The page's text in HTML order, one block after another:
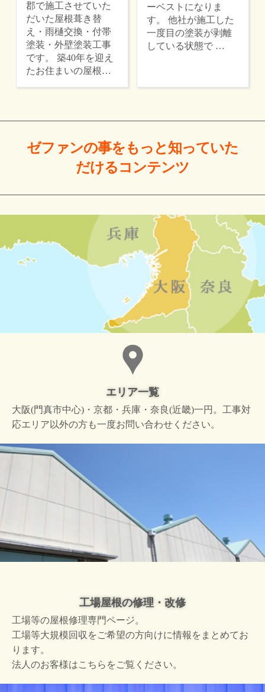
郡で施工させていた
だいた屋根葺き替
え・雨樋交換・付帯
塗装・外壁塗装工事
です。 築40年を迎え
たお住まいの屋根…
ーベストになりま
す。 他社が施工した
一度目の塗装が剥離
している状態で …
ゼファンの事をもっと知っていた
だけるコンテンツ
エリア一覧
大阪(門真市中心)・京都・兵庫・奈良(近畿)一円。工事対
応エリア以外の方も一度お問い合わせください。
工場屋根の修理・改修
工場等の屋根修理専門ページ。
工場等大規模回収をご希望の方向けに情報をまとめてお
ります。
法人のお客様はこちらをご覧ください。